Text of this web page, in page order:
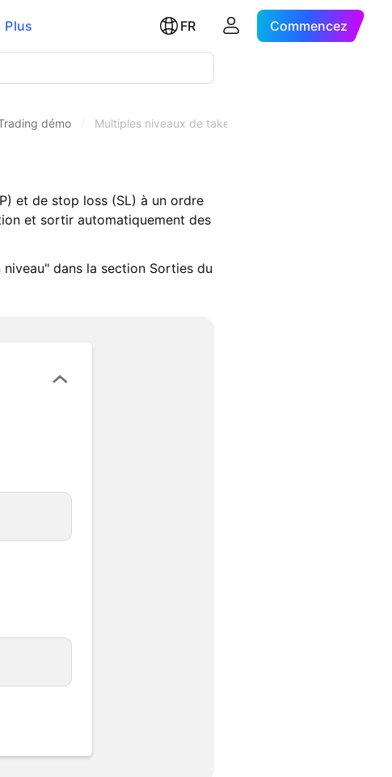
Plus FR Commencez
démo Multiples niveaux de take profit et de stop loss
et de stop loss (SL) à un ordre
et sortir automatiquement des
dans la section Sorties du